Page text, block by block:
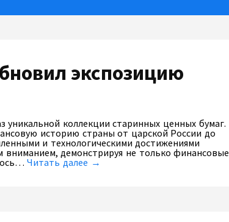
экспозицию
коллекции старинных ценных бумаг.
историю страны от царской России до
и технологическими достижениями
демонстрируя не только финансовые
Читать далее →